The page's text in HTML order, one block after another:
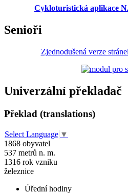
Cykloturistická aplikace
Senioři
Zjednodušená verze
Univerzální překladač
Překlad (translations)
Select Language ▼
1868 obyvatel
537 metrů n. m.
1316 rok vzniku
železnice
Úřední hodiny